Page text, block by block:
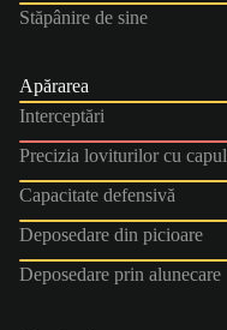
Stăpânire de sine
Apărarea
Interceptări
Precizia loviturilor cu capul
Capacitate defensivă
Deposedare din picioare
Deposedare prin alunecare